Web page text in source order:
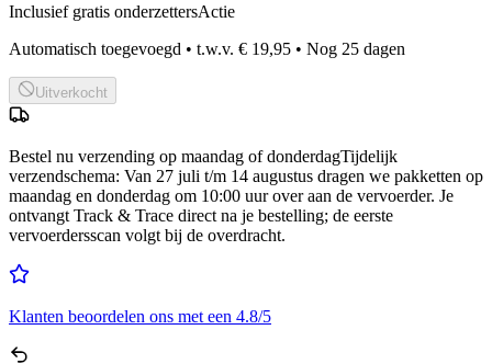
Inclusief gratis onderzettersActie
Automatisch toegevoegd • t.w.v. € 19,95 • Nog 25 dagen
Uitverkocht
Bestel nu verzending op maandag of donderdagTijdelijk
verzendschema: Van 27 juli t/m 14 augustus dragen we pakketten op
maandag en donderdag om 10:00 uur over aan de vervoerder. Je
ontvangt Track & Trace direct na je bestelling; de eerste
vervoerdersscan volgt bij de overdracht.
Klanten beoordelen ons met een 4.8/5